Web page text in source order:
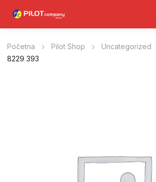
Početna Pilot Shop Uncategorized
8229 393